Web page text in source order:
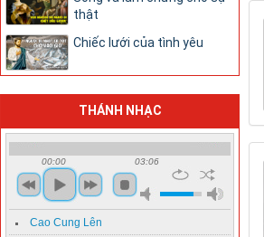
thật
Chiếc lưới của tình yêu
THÁNH NHẠC
00:00 03:06
Cao Cung Lên